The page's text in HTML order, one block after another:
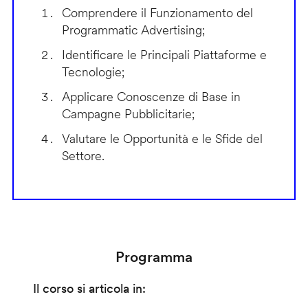
Comprendere il Funzionamento del
Programmatic Advertising;
Identificare le Principali Piattaforme e
Tecnologie;
Applicare Conoscenze di Base in
Campagne Pubblicitarie;
Valutare le Opportunità e le Sfide del
Settore.
Programma
Il corso si articola in: